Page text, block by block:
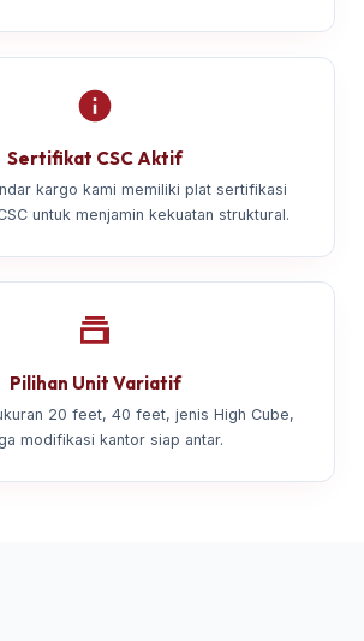
Sertifikat CSC Aktif
kargo kami memiliki plat sertifikasi
untuk menjamin kekuatan struktural.
Pilihan Unit Variatif
20 feet, 40 feet, jenis High Cube,
modifikasi kantor siap antar.